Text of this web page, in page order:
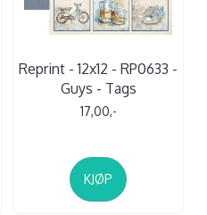
Reprint - 12x12 - RP0633 -
Guys - Tags
17,00,-
KJØP